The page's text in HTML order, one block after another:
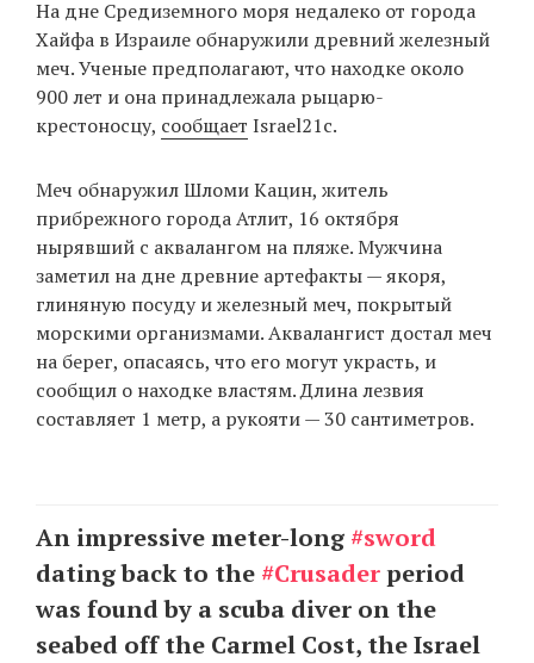
На дне Средиземного моря недалеко от города
Хайфа в Израиле обнаружили древний железный
меч. Ученые предполагают, что находке около
900 лет и она принадлежала рыцарю-
крестоносцу, сообщает Israel21c.
Меч обнаружил Шломи Кацин, житель
прибрежного города Атлит, 16 октября
нырявший с аквалангом на пляже. Мужчина
заметил на дне древние артефакты — якоря,
глиняную посуду и железный меч, покрытый
морскими организмами. Аквалангист достал меч
на берег, опасаясь, что его могут украсть, и
сообщил о находке властям. Длина лезвия
составляет 1 метр, а рукояти — 30 сантиметров.
An impressive meter-long #sword
dating back to the #Crusaderperiod
was found by a scuba diver on the
seabed off the Carmel Cost, the Israel